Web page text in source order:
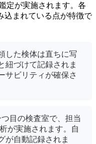
定が実施されます。各
込まれている点が特徴で
した検体は直ちに写
紐づけて記録されま
サビリティが確保さ
目の検査室で、担当
が実施されます。自
が自動記録されま